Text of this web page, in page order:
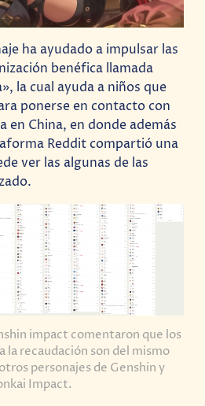
ha ayudado a impulsar las
benéfica llamada
la cual ayuda a niños que
ponerse en contacto con
en China, en donde además
Reddit compartió una
ver las algunas de las
impact comentaron que los
la recaudación son del mismo
personajes de Genshin y
Impact.